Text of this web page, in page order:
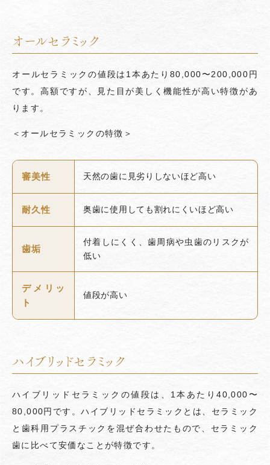
オールセラミック
オールセラミックの値段は1本あたり80,000〜200,000円
です。高額ですが、見た目が美しく機能性が高い特徴があ
ります。
＜オールセラミックの特徴＞
審美性 天然の歯に見劣りしないほど高い
耐久性 奥歯に使用しても割れにくいほど高い
歯垢
付着しにくく、歯周病や虫歯のリスクが
低い
デメリッ
ト
値段が高い
ハイブリッドセラミック
ハイブリッドセラミックの値段は、1本あたり40,000〜
80,000円です。ハイブリッドセラミックとは、セラミック
と歯科用プラスチックを混ぜ合わせたもので、セラミック
歯に比べて安価なことが特徴です。